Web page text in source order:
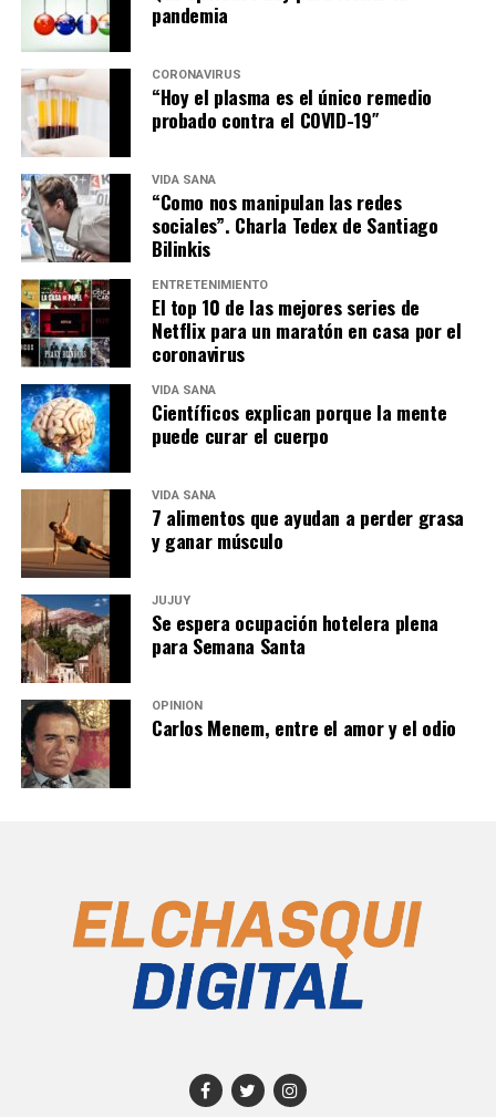
pandemia
CORONAVIRUS
“Hoy el plasma es el único remedio
probado contra el COVID-19″
VIDA SANA
“Como nos manipulan las redes
sociales”. Charla Tedex de Santiago
Bilinkis
ENTRETENIMIENTO
El top 10 de las mejores series de
Netflix para un maratón en casa por el
coronavirus
VIDA SANA
Científicos explican porque la mente
puede curar el cuerpo
VIDA SANA
7 alimentos que ayudan a perder grasa
y ganar músculo
JUJUY
Se espera ocupación hotelera plena
para Semana Santa
OPINIÓN
Carlos Menem, entre el amor y el odio